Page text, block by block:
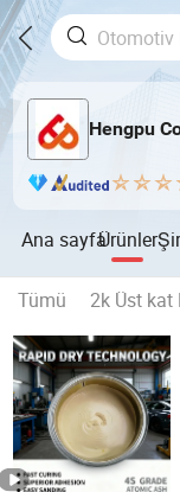
Hengpu
Ana sayfaÜrünler
Tümü 2k Üst kat